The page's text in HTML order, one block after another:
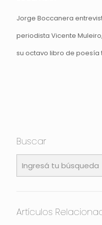
Jorge Boccanera
periodista Vicente
su octavo libro de poesía
Buscar
Artículos